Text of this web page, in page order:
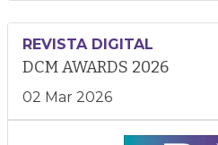
REVISTA DIGITAL
DCM AWARDS 2026
02 Mar 2026